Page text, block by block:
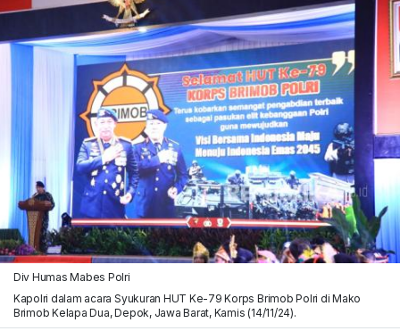
Div Humas Mabes Polri
Kapolri dalam acara Syukuran HUT Ke-79 Korps Brimob Polri di Mako
Brimob Kelapa Dua, Depok, Jawa Barat, Kamis (14/11/24).